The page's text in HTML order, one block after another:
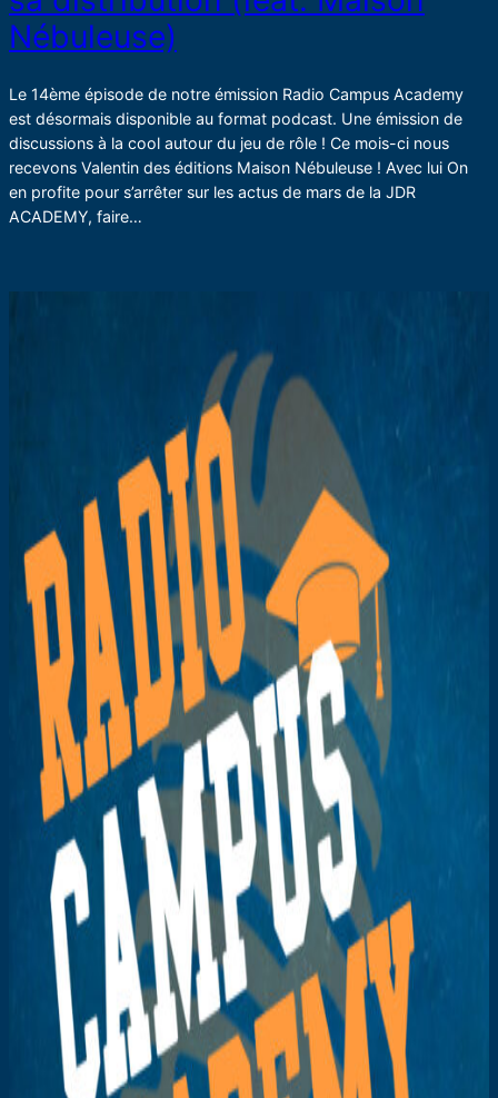
Nébuleuse)
Le 14ème épisode de notre émission Radio Campus Academy
est désormais disponible au format podcast. Une émission de
discussions à la cool autour du jeu de rôle ! Ce mois-ci nous
recevons Valentin des éditions Maison Nébuleuse ! Avec lui On
en profite pour s’arrêter sur les actus de mars de la JDR
ACADEMY, faire…